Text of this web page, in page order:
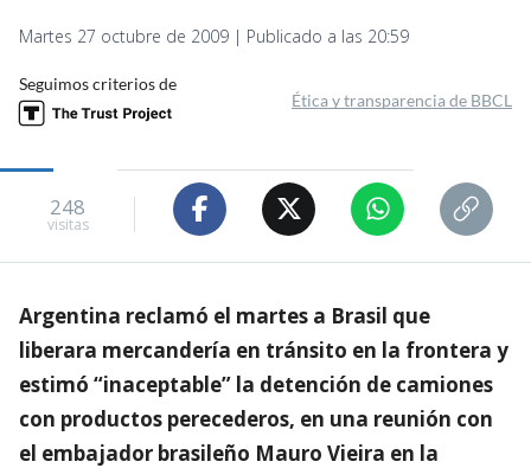
Martes 27 octubre de 2009 | Publicado a las 20:59
Seguimos criterios de
Ética y transparencia de BBCL
248
visitas
Argentina reclamó el martes a Brasil que
liberara mercandería en tránsito en la frontera y
estimó “inaceptable” la detención de camiones
con productos perecederos, en una reunión con
el embajador brasileño Mauro Vieira en la